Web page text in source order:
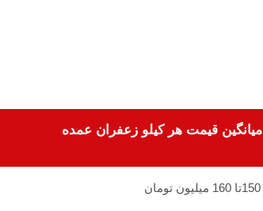
میانگین قیمت هر کیلو زعفران عمده
150تا 160 میلیون تومان